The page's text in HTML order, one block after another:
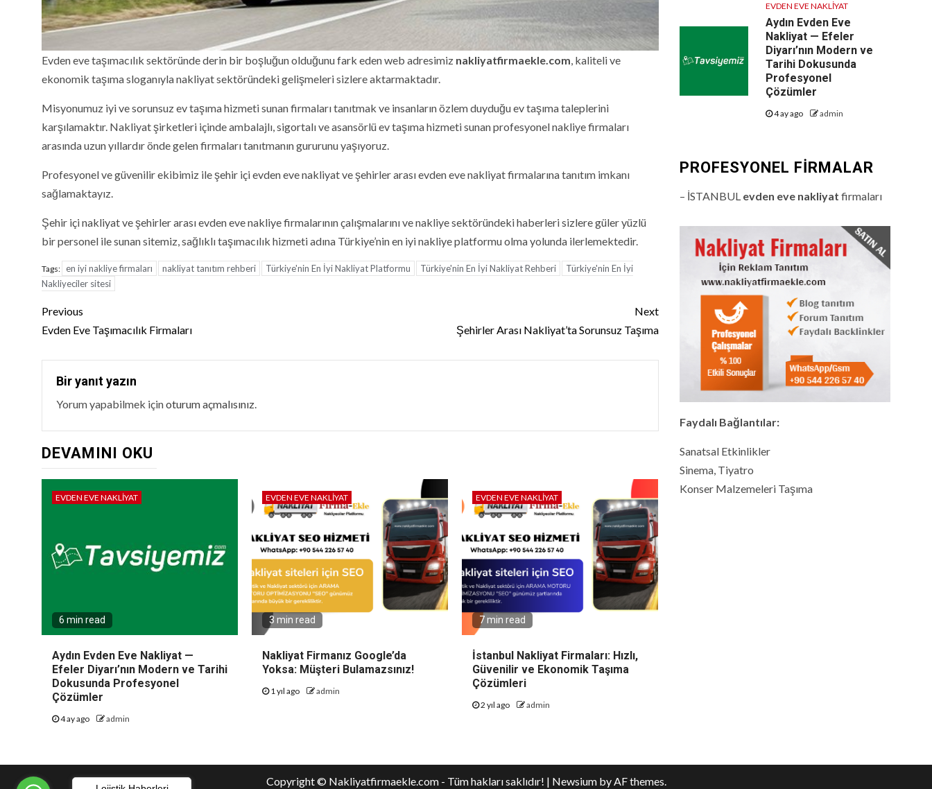
Evden eve taşımacılık sektöründe derin bir boşluğun olduğunu fark eden web adresimiz nakliyatfirmaekle.com , kaliteli ve
ekonomik taşıma sloganıyla nakliyat sektöründeki gelişmeleri sizlere aktarmaktadır.
Misyonumuz iyi ve sorunsuz ev taşıma hizmeti sunan firmaları tanıtmak ve insanların özlem duyduğu ev taşıma taleplerini
karşılamaktır. Nakliyat şirketleri içinde ambalajlı, sigortalı ve asansörlü ev taşıma hizmeti sunan profesyonel nakliye firmaları
arasında uzun yıllardır önde gelen firmaları tanıtmanın gururunu yaşıyoruz.
Profesyonel ve güvenilir ekibimiz ile şehir içi evden eve nakliyat ve şehirler arası evden eve nakliyat firmalarına tanıtım imkanı
sağlamaktayız.
Şehir içi nakliyat ve şehirler arası evden eve nakliye firmalarının çalışmalarını ve nakliye sektöründeki haberleri sizlere güler yüzlü
bir personel ile sunan sitemiz, sağlıklı taşımacılık hizmeti adına Türkiye’nin en iyi nakliye platformu olma yolunda ilerlemektedir.
Tags: en iyi nakliye firmaları nakliyat tanıtım rehberi Türkiye'nin En İyi Nakliyat Platformu Türkiye'nin En İyi Nakliyat Rehberi
Türkiye'nin En İyi
Nakliyeciler sitesi
Continue
Reading
Previous
Evden Eve Taşımacılık Firmaları
Next
Şehirler Arası Nakliyat’ta Sorunsuz Taşıma
Bir yanıt yazın
Yorum yapabilmek içinoturum açmalısınız
DEVAMINI OKU
EVDEN EVE NAKLIYAT
6 min read
Aydın Evden Eve Nakliyat —
Efeler Diyarı’nın Modern ve Tarihi
Dokusunda Profesyonel
Çözümler
4 ay ago admin
EVDEN EVE NAKLIYAT
3 min read
Nakliyat Firmanız Google’da
Yoksa: Müşteri Bulamazsınız!
1 yıl ago admin
EVDEN EVE NAKLIYAT
7 min read
İstanbul Nakliyat Firmaları: Hızlı,
Güvenilir ve Ekonomik Taşıma
Çözümleri
2 yıl ago admin
EVDEN EVE NAKLIYAT
Aydın Evden Eve
Nakliyat — Efeler
Diyarı’nın Modern ve
Tarihi Dokusunda
Profesyonel
Çözümler
4 ay ago admin
PROFESYONEL FIRMALAR
– İSTANBUL evden eve nakliyat firmaları
Faydalı Bağlantılar:
Sanatsal Etkinlikler
Sinema, Tiyatro
Konser Malzemeleri Taşıma
Copyright © Nakliyatfirmaekle.com - Tüm hakları saklıdır! | Newsiumby AF themes.